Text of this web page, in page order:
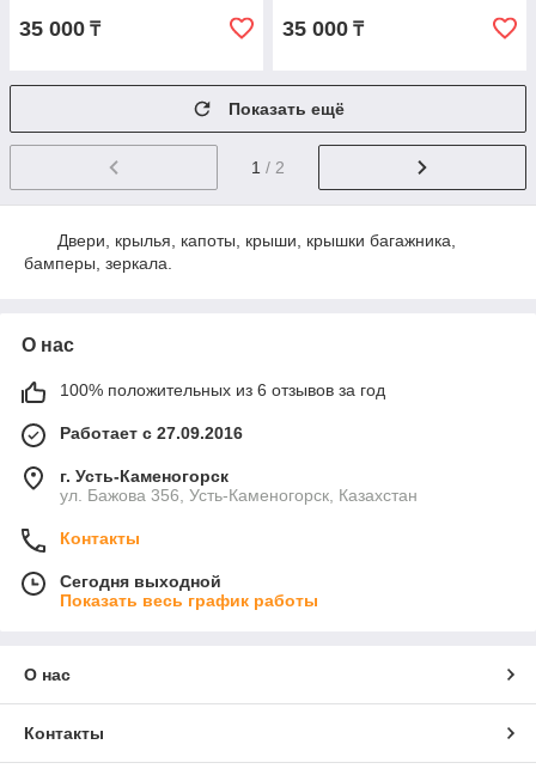
35 000 ₸ 35 000 ₸
Показать ещё
1 / 2
Двери, крылья, капоты, крыши, крышки багажника,
бамперы, зеркала.
О нас
100% положительных из 6 отзывов за год
Работает с 27.09.2016
г. Усть-Каменогорск
ул. Бажова 356, Усть-Каменогорск, Казахстан
Контакты
Сегодня выходной
Показать весь график работы
О нас
Контакты